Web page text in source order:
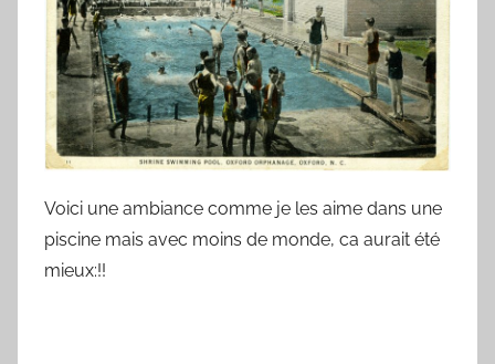
Voici une ambiance comme je les aime dans une
piscine mais avec moins de monde, ca aurait été
mieux:!!